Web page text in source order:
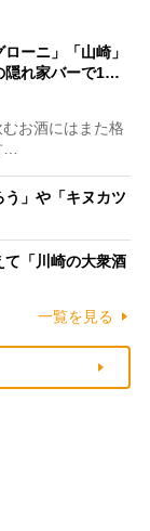
ーニ」「山崎」
隠れ家バーで1…
お酒にはまた格
…
う」や「キヌカツ
て「川崎の大衆酒
一覧を見る